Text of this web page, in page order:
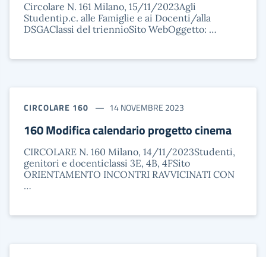
Circolare N. 161 Milano, 15/11/2023Agli
Studentip.c. alle Famiglie e ai Docenti/alla
DSGAClassi del triennioSito WebOggetto: …
CIRCOLARE 160 14 NOVEMBRE 2023
160 Modifica calendario progetto cinema
CIRCOLARE N. 160 Milano, 14/11/2023Studenti,
genitori e docenticlassi 3E, 4B, 4FSito
ORIENTAMENTO INCONTRI RAVVICINATI CON
…